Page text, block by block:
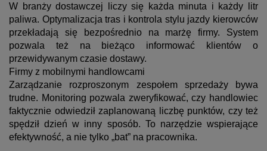
W branży dostawczej liczy się każda minuta i każdy litr
paliwa. Optymalizacja tras i kontrola stylu jazdy kierowców
przekładają się bezpośrednio na marżę firmy. System
pozwala też na bieżąco informować klientów o
przewidywanym czasie dostawy.
Firmy z mobilnymi handlowcami
Zarządzanie rozproszonym zespołem sprzedaży bywa
trudne. Monitoring pozwala zweryfikować, czy handlowiec
faktycznie odwiedził zaplanowaną liczbę punktów, czy też
spędził dzień w inny sposób. To narzędzie wspierające
efektywność, a nie tylko „bat” na pracownika.